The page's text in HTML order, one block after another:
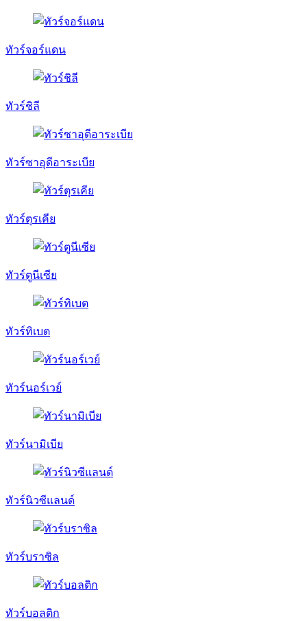
ทัวร์จอร์แดน
ทัวร์ชิลี
ทัวร์ซาอุดีอาระเบีย
ทัวร์ตุรเคีย
ทัวร์ตูนีเซีย
ทัวร์ทิเบต
ทัวร์นอร์เวย์
ทัวร์นามิเบีย
ทัวร์นิวซีแลนด์
ทัวร์บราซิล
ทัวร์บอลติก